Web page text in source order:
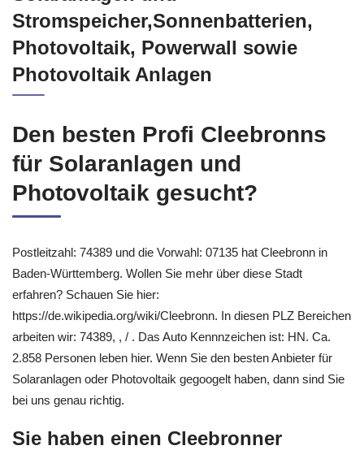
Stromspeicher,Sonnenbatterien,
Photovoltaik, Powerwall sowie
Photovoltaik Anlagen
Den besten Profi Cleebronns
für Solaranlagen und
Photovoltaik gesucht?
Postleitzahl: 74389 und die Vorwahl: 07135 hat Cleebronn in
Baden-Württemberg. Wollen Sie mehr über diese Stadt
erfahren? Schauen Sie hier:
https://de.wikipedia.org/wiki/Cleebronn. In diesen PLZ Bereichen
arbeiten wir: 74389, , / . Das Auto Kennnzeichen ist: HN. Ca.
2.858 Personen leben hier. Wenn Sie den besten Anbieter für
Solaranlagen oder Photovoltaik gegoogelt haben, dann sind Sie
bei uns genau richtig.
Sie haben einen Cleebronner